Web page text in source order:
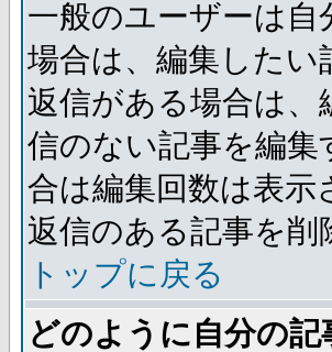
一般のユーザーは
場合は、編集した
返信がある場合は
信のない記事を編
合は編集回数は表
返信のある記事を
トップに戻る
どのように自分の